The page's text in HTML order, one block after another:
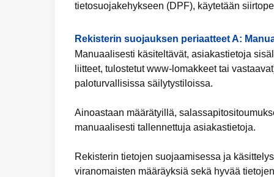
tietosuojakehykseen (DPF), käytetään
Rekisterin suojauksen periaatteet A:
Manuaalisesti käsiteltävät, asiakastietoja
liitteet, tulostetut www-lomakkeet tai
paloturvallisissa säilytystiloissa.
Ainoastaan määrätyillä,
manuaalisesti tallennettuja asiakastietoja.
Rekisterin tietojen suojaamisessa ja
viranomaisten määräyksiä sekä hyvää